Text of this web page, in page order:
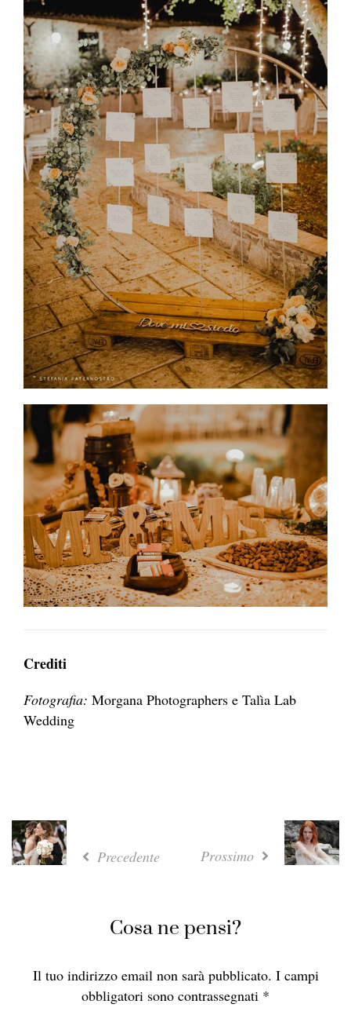
Crediti
Fotografia: Morgana Photographers e Talìa Lab
Wedding
Precedente Prossimo
Cosa ne pensi?
Il tuo indirizzo email non sarà pubblicato. I campi
obbligatori sono contrassegnati *